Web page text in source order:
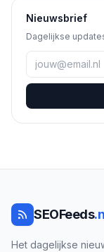
Nieuwsbrief
Dagelijkse
SEOFeeds
Het dagelijkse